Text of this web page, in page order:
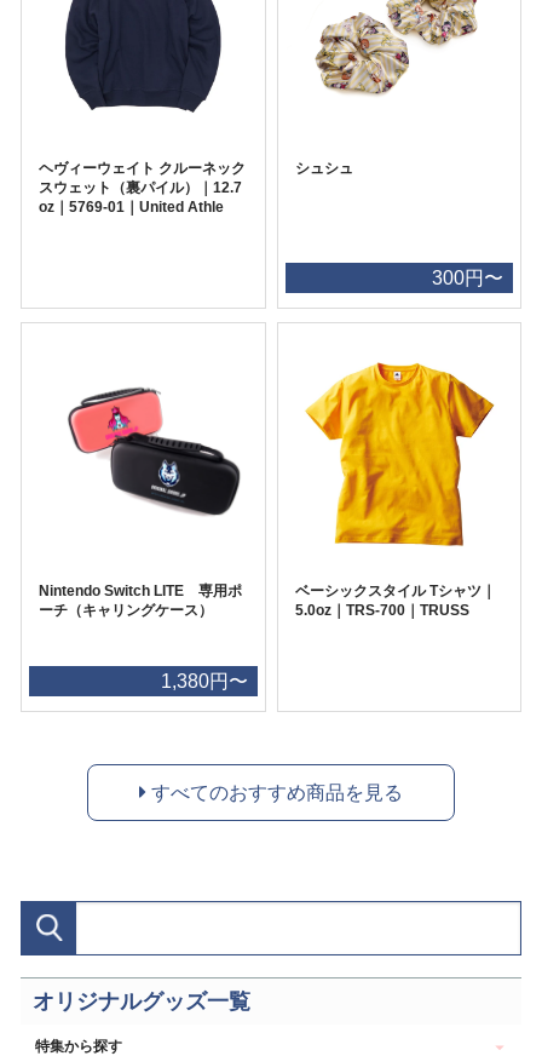
ヘヴィーウェイト クルーネック
スウェット（裏パイル）｜12.7
oz｜5769-01｜United Athle
シュシュ
300円〜
Nintendo Switch LITE 専用ポ
ーチ（キャリングケース）
1,380円〜
ベーシックスタイル Tシャツ｜
5.0oz｜TRS-700｜TRUSS
すべてのおすすめ商品を見る
オリジナルグッズ一覧
特集から探す